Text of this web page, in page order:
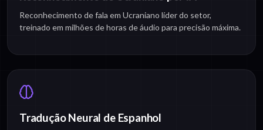
Reconhecimento de fala em Ucraniano líder do setor,
treinado em milhões de horas de áudio para precisão máxima.
Tradução Neural de Espanhol